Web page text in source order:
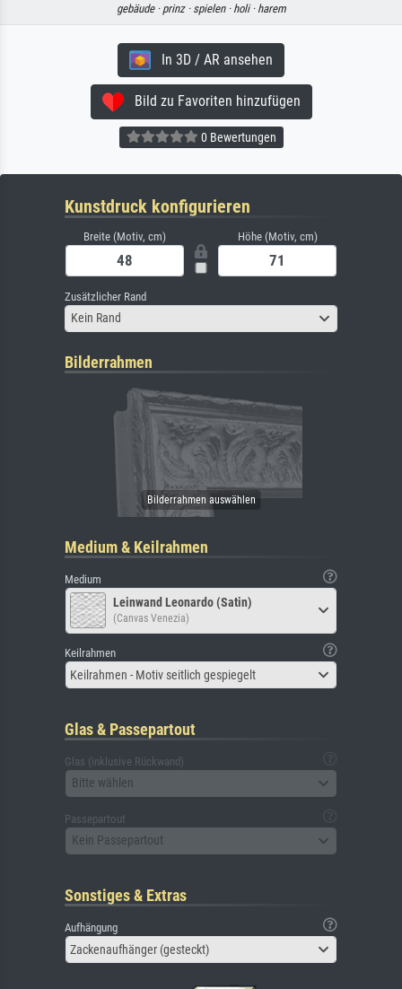
gebäude · prinz · spielen · holi · harem
In 3D / AR ansehen
Bild zu Favoriten hinzufügen
0 Bewertungen
Kunstdruck konfigurieren
Breite (Motiv, cm) Höhe (Motiv, cm)
Zusätzlicher Rand
Kein Rand
Bilderrahmen
Medium & Keilrahmen
Medium
Leinwand Leonardo (Satin)
(Canvas Venezia)
Keilrahmen
Keilrahmen - Motiv seitlich gespiegelt
Glas & Passepartout
Glas (inklusive Rückwand)
Bitte wählen
Passepartout
Kein Passepartout
Sonstiges & Extras
Aufhängung
Zackenaufhänger (gesteckt)